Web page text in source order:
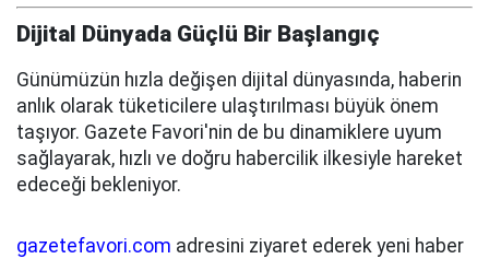
Dijital Dünyada Güçlü Bir Başlangıç
Günümüzün hızla değişen dijital dünyasında, haberin
anlık olarak tüketicilere ulaştırılması büyük önem
taşıyor. Gazete Favori'nin de bu dinamiklere uyum
sağlayarak, hızlı ve doğru habercilik ilkesiyle hareket
edeceği bekleniyor.
gazetefavori.com adresini ziyaret ederek yeni haber